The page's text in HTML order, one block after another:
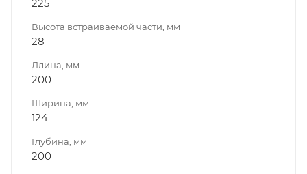
225
Высота встраиваемой части, мм
28
Длина, мм
200
Ширина, мм
124
Глубина, мм
200